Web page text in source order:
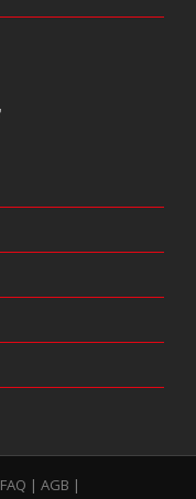
FAQ | AGB |